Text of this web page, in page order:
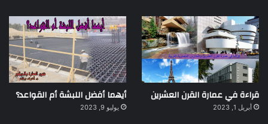
قراءة في عمارة القرن العشرين
أبريل 1, 2023
أيهما أفضل اللبشة أم القواعد؟
يوليو 9, 2023